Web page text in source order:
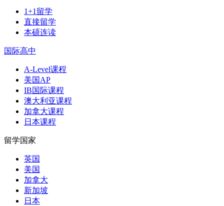
1+1留学
直接留学
本硕连读
国际高中
A-Level课程
美国AP
IB国际课程
澳大利亚课程
加拿大课程
日本课程
留学国家
英国
美国
加拿大
新加坡
日本